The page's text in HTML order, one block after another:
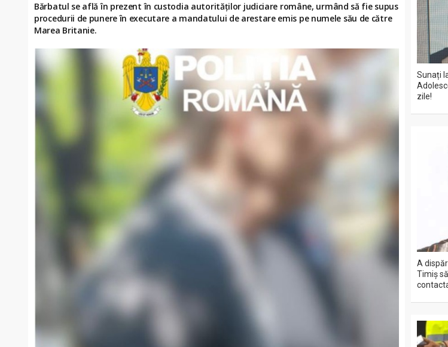
Bărbatul se află în prezent în custodia autorităților judiciare române, urmând să fie supus
procedurii de punere în executare a mandatului de arestare emis pe numele său de către
Marea Britanie.
Sunați
zile!
A
Timiș